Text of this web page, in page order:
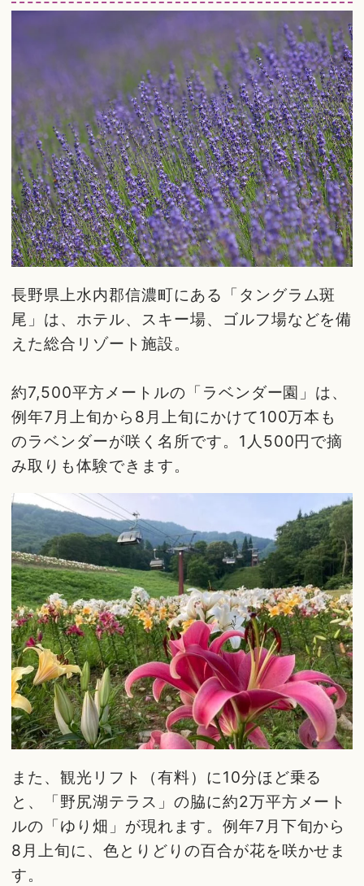
長野県上水内郡信濃町にある「タングラム斑
尾」は、ホテル、スキー場、ゴルフ場などを備
えた総合リゾート施設。
約7,500平方メートルの「ラベンダー園」は、
例年7月上旬から8月上旬にかけて100万本も
のラベンダーが咲く名所です。1人500円で摘
み取りも体験できます。
また、観光リフト（有料）に10分ほど乗る
と、「野尻湖テラス」の脇に約2万平方メート
ルの「ゆり畑」が現れます。例年7月下旬から
8月上旬に、色とりどりの百合が花を咲かせま
す。